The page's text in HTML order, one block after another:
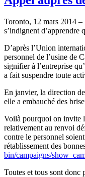
Toronto, 12 mars 2014 –
s’indignent d’apprendre
D’après l’Union
personnel de l’usine de
signifier à l’entreprise
a fait suspendre toute
En janvier, la direction
elle a embauché des
Voilà pourquoi on invite
relativement au renvoi
contre le personnel
rétablissement des
bin/campaigns/
Toutes et tous sont donc